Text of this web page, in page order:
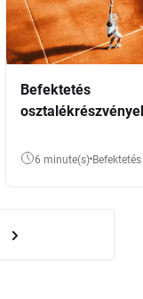
Befektetés
6 minute(s) Befektetés